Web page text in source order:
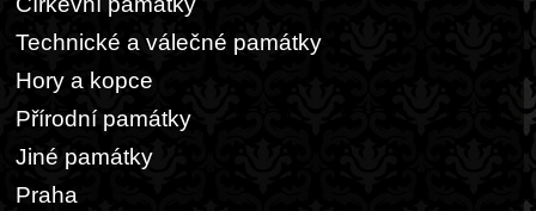
Technické a válečné památky
Hory a kopce
Přírodní památky
Jiné památky
Praha